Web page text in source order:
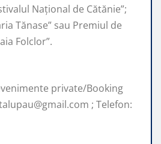
Național de Cătănie”;
Tănase” sau Premiul de
Folclor”.
private/Booking
; Telefon: